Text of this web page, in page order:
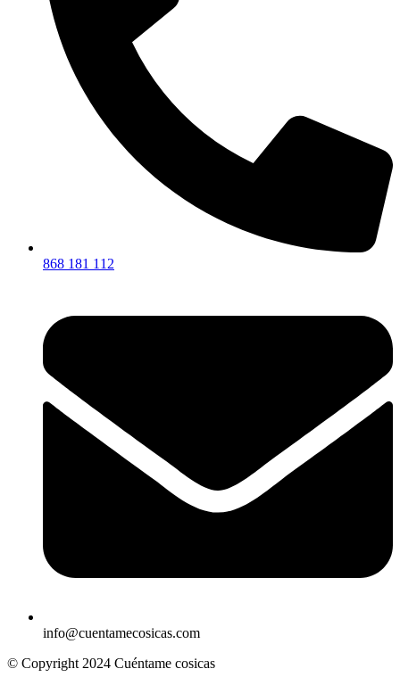
868 181 112
info@cuentamecosicas.com
© Copyright 2024 Cuéntame cosicas